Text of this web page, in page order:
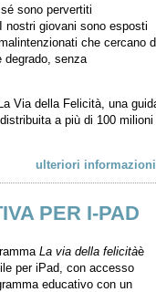
sono pervertiti
nostri giovani sono esposti
che cercano
degrado, senza
Via della Felicità, una
a più di 100 milioni
ulteriori
PER I-PAD
La via della felicitàè
per iPad, con accesso
educativo con un